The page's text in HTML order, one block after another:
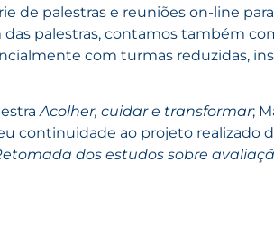
de palestras e reuniões on-line
palestras, contamos também
com turmas reduzidas,
Acolher, cuidar e transformar;
continuidade ao projeto realizado
dos estudos sobre